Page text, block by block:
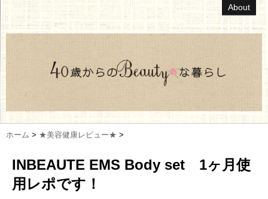
About
ホーム > ★美容健康レビュー★ >
INBEAUTE EMS Body set 1ヶ月使
用レポです！